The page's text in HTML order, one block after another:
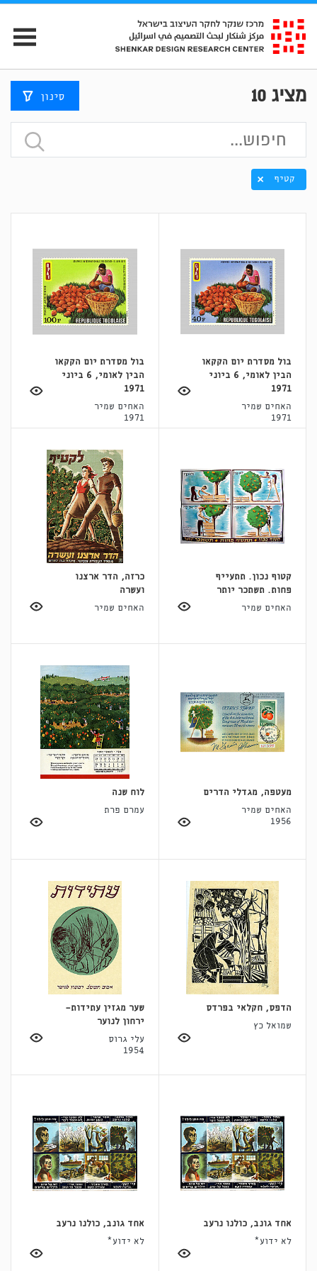
מציג 10 סינון
קטיף
בול מסדרת יום הקקאו
הבין לאומי, 6 ביוני
1971
האחים שמיר
1971
בול מסדרת יום הקקאו
הבין לאומי, 6 ביוני
1971
האחים שמיר
1971
קטוף נכון. תתעייף
פחות. תשתכר יותר
האחים שמיר
כרזה, הדר ארצנו
ועשרה
האחים שמיר
מעטפה, מגדלי הדרים
האחים שמיר
1956
לוח שנה
עמרם פרת
הדפס, חקלאי בפרדס
שמואל כץ
שער מגזין עתידות-
ירחון לנוער
עלי גרוס
1954
אחד גונב, כולנו נרעב
לא ידוע*
אחד גונב, כולנו נרעב
לא ידוע*